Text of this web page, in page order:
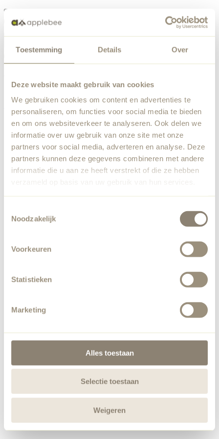
Toestemming Details Over
Deze website maakt gebruik van cookies
We gebruiken cookies om content en advertenties te
personaliseren, om functies voor social media te bieden
en om ons websiteverkeer te analyseren. Ook delen we
informatie over uw gebruik van onze site met onze
partners voor social media, adverteren en analyse. Deze
partners kunnen deze gegevens combineren met andere
informatie die u aan ze heeft verstrekt of die ze hebben
verzameld op basis van uw gebruik van hun services.
Noodzakelijk
Voorkeuren
Statistieken
Marketing
Alles toestaan
Selectie toestaan
Weigeren
Something went wrong
been notified.
Back to home